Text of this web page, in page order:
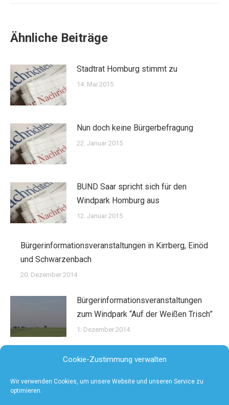
Cookie-Zustimmung verwalten
Wir verwenden Cookies, um unsere Website und unseren Service zu
optimieren.
Ähnliche Beiträge
Stadtrat Homburg stimmt zu
14. Mai 2015
Nun doch keine Bürgerbefragung
22. Januar 2015
BUND Saar spricht sich für den
Windpark Homburg aus
12. Januar 2015
Bürgerinformationsveranstaltungen in Kirrberg, Einöd
und Schwarzenbach
20. Dezember 2014
Bürgerinformationsveranstaltungen
zum Windpark “Auf der Weißen Trisch”
1. Dezember 2014